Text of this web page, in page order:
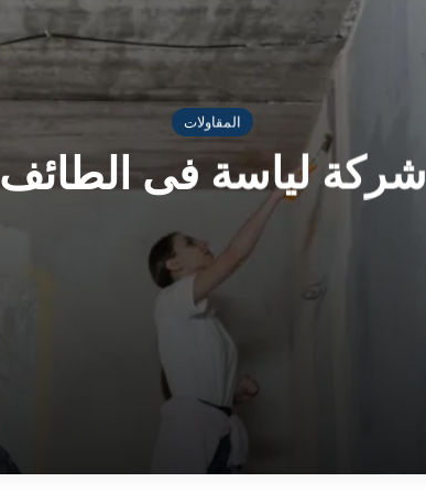
المقاولات
شركة لياسة فى الطائف